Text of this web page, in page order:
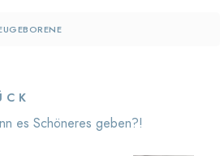
es Schöneres geben?!